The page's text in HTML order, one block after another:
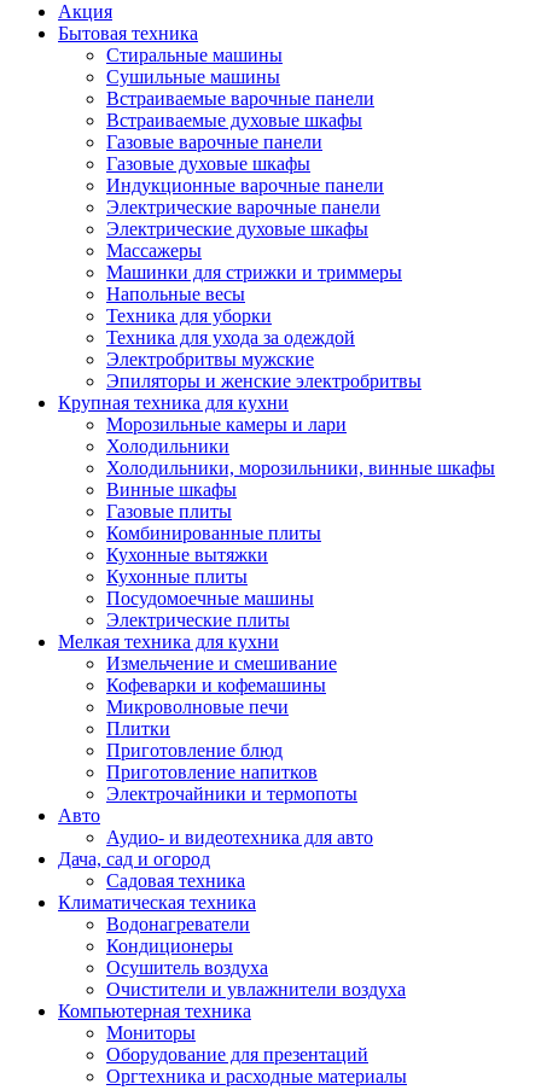
Акция
Бытовая техника
Стиральные машины
Сушильные машины
Встраиваемые варочные панели
Встраиваемые духовые шкафы
Газовые варочные панели
Газовые духовые шкафы
Индукционные варочные панели
Электрические варочные панели
Электрические духовые шкафы
Массажеры
Машинки для стрижки и триммеры
Напольные весы
Техника для уборки
Техника для ухода за одеждой
Электробритвы мужские
Эпиляторы и женские электробритвы
Крупная техника для кухни
Морозильные камеры и лари
Холодильники
Холодильники, морозильники, винные шкафы
Винные шкафы
Газовые плиты
Комбинированные плиты
Кухонные вытяжки
Кухонные плиты
Посудомоечные машины
Электрические плиты
Мелкая техника для кухни
Измельчение и смешивание
Кофеварки и кофемашины
Микроволновые печи
Плитки
Приготовление блюд
Приготовление напитков
Электрочайники и термопоты
Авто
Аудио- и видеотехника для авто
Дача, сад и огород
Садовая техника
Климатическая техника
Водонагреватели
Кондиционеры
Осушитель воздуха
Очистители и увлажнители воздуха
Компьютерная техника
Мониторы
Оборудование для презентаций
Оргтехника и расходные материалы